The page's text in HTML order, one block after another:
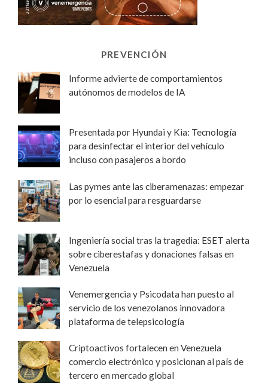
PREVENCIÓN
Informe advierte de comportamientos
autónomos de modelos de IA
Presentada por Hyundai y Kia: Tecnología
para desinfectar el interior del vehículo
incluso con pasajeros a bordo
Las pymes ante las ciberamenazas: empezar
por lo esencial para resguardarse
Ingeniería social tras la tragedia: ESET alerta
sobre ciberestafas y donaciones falsas en
Venezuela
Venemergencia y Psicodata han puesto al
servicio de los venezolanos innovadora
plataforma de telepsicología
Criptoactivos fortalecen en Venezuela
comercio electrónico y posicionan al país de
tercero en mercado global